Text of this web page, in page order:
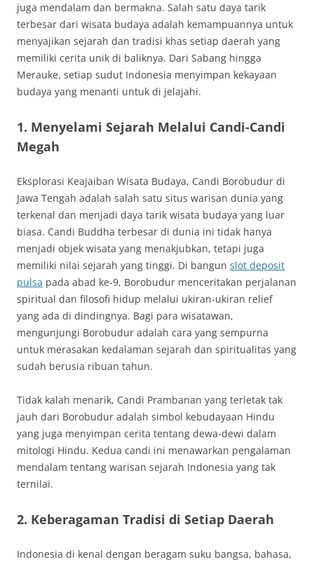
juga mendalam dan bermakna. Salah satu daya tarik
terbesar dari wisata budaya adalah kemampuannya untuk
menyajikan sejarah dan tradisi khas setiap daerah yang
memiliki cerita unik di baliknya. Dari Sabang hingga
Merauke, setiap sudut Indonesia menyimpan kekayaan
budaya yang menanti untuk di jelajahi.
1. Menyelami Sejarah Melalui Candi-Candi
Megah
Eksplorasi Keajaiban Wisata Budaya, Candi Borobudur di
Jawa Tengah adalah salah satu situs warisan dunia yang
terkenal dan menjadi daya tarik wisata budaya yang luar
biasa. Candi Buddha terbesar di dunia ini tidak hanya
menjadi objek wisata yang menakjubkan, tetapi juga
memiliki nilai sejarah yang tinggi. Di bangun slot deposit
pulsa pada abad ke-9, Borobudur menceritakan perjalanan
spiritual dan filosofi hidup melalui ukiran-ukiran relief
yang ada di dindingnya. Bagi para wisatawan,
mengunjungi Borobudur adalah cara yang sempurna
untuk merasakan kedalaman sejarah dan spiritualitas yang
sudah berusia ribuan tahun.
Tidak kalah menarik, Candi Prambanan yang terletak tak
jauh dari Borobudur adalah simbol kebudayaan Hindu
yang juga menyimpan cerita tentang dewa-dewi dalam
mitologi Hindu. Kedua candi ini menawarkan pengalaman
mendalam tentang warisan sejarah Indonesia yang tak
ternilai.
2. Keberagaman Tradisi di Setiap Daerah
Indonesia di kenal dengan beragam suku bangsa, bahasa,